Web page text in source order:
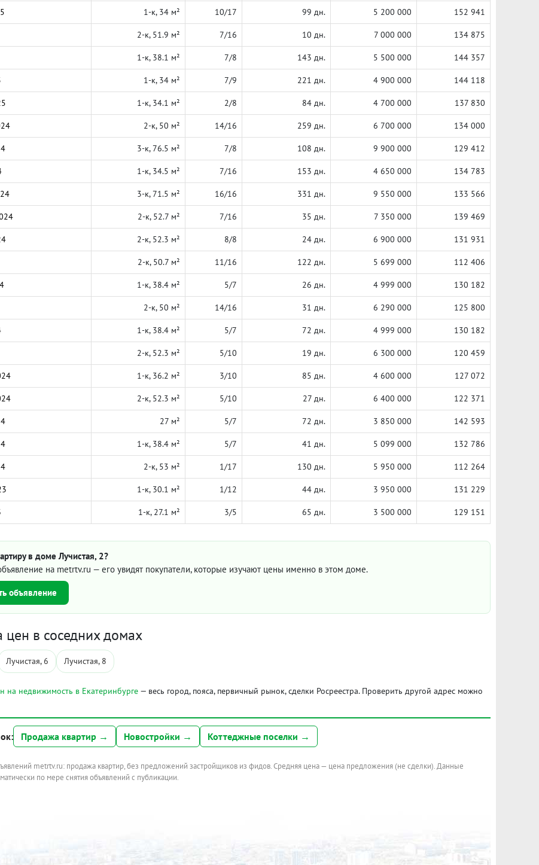
1-к, 34 м² 10/17 99 дн. 5 200 000 152 941
2-к, 51.9 м² 7/16 10 дн. 7 000 000 134 875
1-к, 38.1 м² 7/8 143 дн. 5 500 000 144 357
1-к, 34 м² 7/9 221 дн. 4 900 000 144 118
1-к, 34.1 м² 2/8 84 дн. 4 700 000 137 830
2-к, 50 м² 14/16 259 дн. 6 700 000 134 000
3-к, 76.5 м² 7/8 108 дн. 9 900 000 129 412
1-к, 34.5 м² 7/16 153 дн. 4 650 000 134 783
3-к, 71.5 м² 16/16 331 дн. 9 550 000 133 566
2-к, 52.7 м² 7/16 35 дн. 7 350 000 139 469
2-к, 52.3 м² 8/8 24 дн. 6 900 000 131 931
2-к, 50.7 м² 11/16 122 дн. 5 699 000 112 406
1-к, 38.4 м² 5/7 26 дн. 4 999 000 130 182
2-к, 50 м² 14/16 31 дн. 6 290 000 125 800
1-к, 38.4 м² 5/7 72 дн. 4 999 000 130 182
2-к, 52.3 м² 5/10 19 дн. 6 300 000 120 459
1-к, 36.2 м² 3/10 85 дн. 4 600 000 127 072
2-к, 52.3 м² 5/10 27 дн. 6 400 000 122 371
27 м² 5/7 72 дн. 3 850 000 142 593
1-к, 38.4 м² 5/7 41 дн. 5 099 000 132 786
2-к, 53 м² 1/17 130 дн. 5 950 000 112 264
1-к, 30.1 м² 1/12 44 дн. 3 950 000 131 229
1-к, 27.1 м² 3/5 65 дн. 3 500 000 129 151
в доме Лучистая, 2?
на metrtv.ru — его увидят покупатели, которые изучают цены именно в этом доме.
объявление
в соседних домах
Лучистая, 6 Лучистая, 8
на недвижимость в Екатеринбурге — весь город, пояса, первичный рынок, сделки Росреестра. Проверить другой адрес можно
Продажа квартир → Новостройки → Коттеджные поселки →
metrtv.ru: продажа квартир, без предложений застройщиков из фидов. Средняя цена — цена предложения (не сделки). Данные
по мере снятия объявлений с публикации.